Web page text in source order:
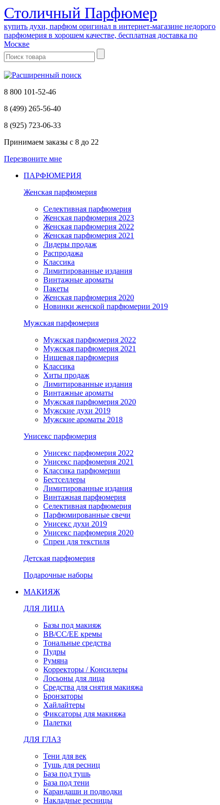
Cтоличный Парфюмер
купить духи, парфюм оригинал в интернет-магазине недорого
парфюмерия в хорошем качестве, бесплатная доставка по
Москве
8 800 101-52-46
8 (499) 265-56-40
8 (925) 723-06-33
Принимаем заказы с 8 до 22
Перезвоните мне
ПАРФЮМЕРИЯ
Женская парфюмерия
Селективная парфюмерия
Женская парфюмерия 2023
Женская парфюмерия 2022
Женская парфюмерия 2021
Лидеры продаж
Распродажа
Классика
Лимитированные издания
Винтажные ароматы
Пакеты
Женская парфюмерия 2020
Новинки женской парфюмерии 2019
Мужская парфюмерия
Мужская парфюмерия 2022
Мужская парфюмерия 2021
Нишевая парфюмерия
Классика
Хиты продаж
Лимитированные издания
Винтажные ароматы
Мужская парфюмерия 2020
Мужские духи 2019
Мужские ароматы 2018
Унисекс парфюмерия
Унисекс парфюмерия 2022
Унисекс парфюмерия 2021
Классика парфюмерии
Бестселлеры
Лимитированные издания
Винтажная парфюмерия
Селективная парфюмерия
Парфюмированные свечи
Унисекс духи 2019
Унисекс парфюмерия 2020
Спреи для текстиля
Детская парфюмерия
Подарочные наборы
МАКИЯЖ
ДЛЯ ЛИЦА
Базы под макияж
BB/CC/EE кремы
Тональные средства
Пудры
Румяна
Корректоры / Консилеры
Лосьоны для лица
Средства для снятия макияжа
Бронзаторы
Хайлайтеры
Фиксаторы для макияжа
Палетки
ДЛЯ ГЛАЗ
Тени для век
Тушь для ресниц
База под тушь
База под тени
Карандаши и подводки
Накладные ресницы